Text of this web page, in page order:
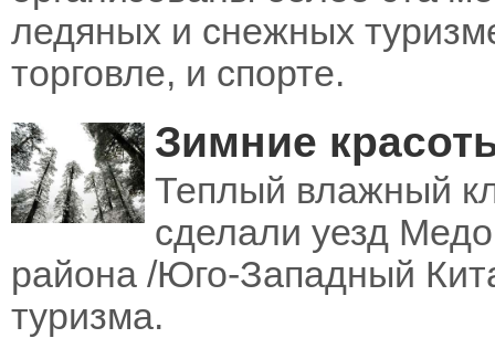
ледяных и снежных
торговле, и спорте.
Зимние
Теплый влажный
сделали уезд
района /Юго-Западный
туризма.